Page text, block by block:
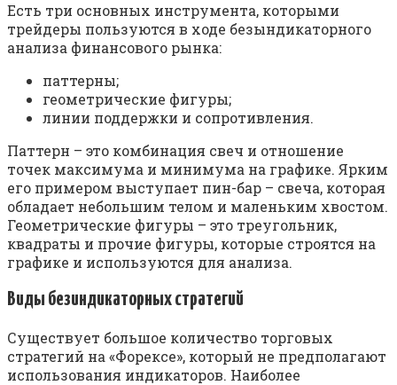
Есть три основных инструмента, которыми
трейдеры пользуются в ходе безындикаторного
анализа финансового рынка:
паттерны;
геометрические фигуры;
линии поддержки и сопротивления.
Паттерн – это комбинация свеч и отношение
точек максимума и минимума на графике. Ярким
его примером выступает пин-бар – свеча, которая
обладает небольшим телом и маленьким хвостом.
Геометрические фигуры – это треугольник,
квадраты и прочие фигуры, которые строятся на
графике и используются для анализа.
Виды безиндикаторных стратегий
Существует большое количество торговых
стратегий на «Форексе», который не предполагают
использования индикаторов. Наиболее